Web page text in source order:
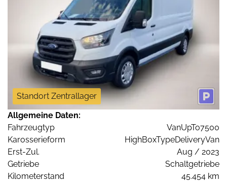
Standort Zentrallager
Allgemeine Daten:
Fahrzeugtyp
VanUpTo7500
Karosserieform
HighBoxTypeDeliveryVan
Erst-Zul.
Aug / 2023
Getriebe
Schaltgetriebe
Kilometerstand
45.454 km